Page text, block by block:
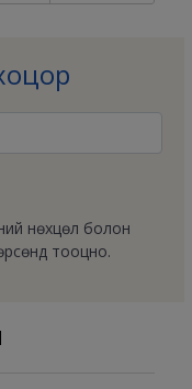
нөхцөл болон
тооцно.